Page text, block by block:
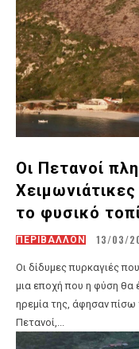
Οι Πετανοί
το φυσικό
ΠΕΡΙΒΑΛΛΟΝ 13/03/
Οι δίδυμες πυρκαγιές
μια εποχή που η φύση θα
ηρεμία της, άφησαν πίσω
Πετανοί,...